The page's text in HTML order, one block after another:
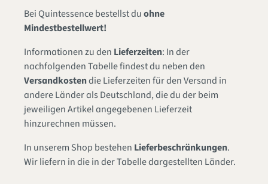
Bei Quintessence bestellst duohne
Mindestbestellwert!
Informationen zu den Lieferzeiten: In der
nachfolgenden Tabelle findest du neben den
Versandkostendie Lieferzeiten für den Versand in
andere Länder als Deutschland, die du der beim
jeweiligen Artikel angegebenen Lieferzeit
hinzurechnen müssen.
In unserem Shop bestehen Lieferbeschränkungen.
Wir liefern in die in der Tabelle dargestellten Länder.